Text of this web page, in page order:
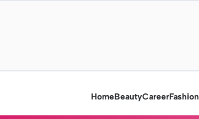
HomeBeautyCareerFashion